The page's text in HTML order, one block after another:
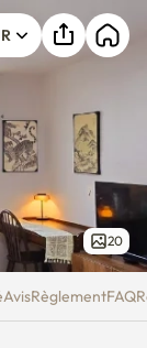
20
AvisRèglementFAQ